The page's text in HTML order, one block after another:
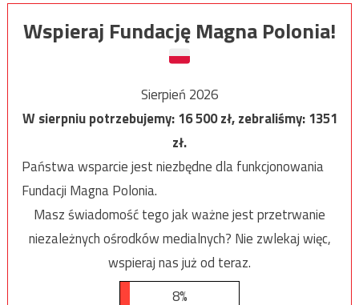
Wspieraj Fundację Magna Polonia!
Sierpień 2026
W sierpniu potrzebujemy:16 500zł, zebraliśmy:1351
zł.
Państwa wsparcie jest niezbędne dla funkcjonowania
Fundacji Magna Polonia.
Masz świadomość tego jak ważne jest przetrwanie
niezależnych ośrodków medialnych? Nie zwlekaj więc,
wspieraj nas już od teraz.
8%